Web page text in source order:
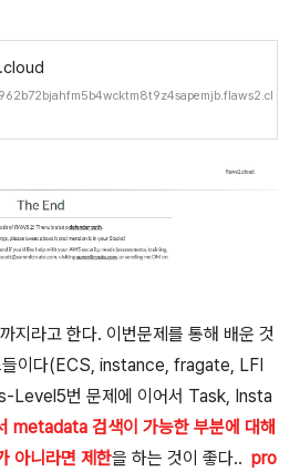
지라고 한다. 이번문제를 통해 배운 것
들이다(ECS, instance, fragate, LFI
Level5번 문제에 이어서 Task, Insta
metadata 검색이 가능한 부분에 대해
아니라면 제한을 하는 것이 좋다.. pro